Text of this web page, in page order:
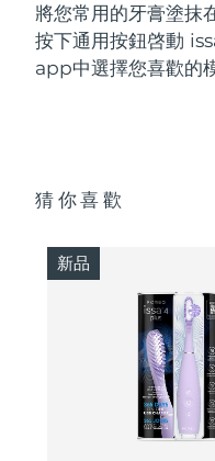
將您常用的牙膏塗
按下通用按鈕啓動
app中選擇您喜歡的
猜你喜歡
新品